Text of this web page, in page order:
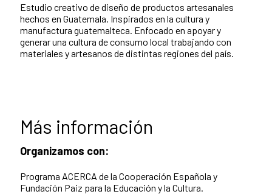
Estudio creativo de diseño de productos artesanales
hechos en Guatemala. Inspirados en la cultura y
manufactura guatemalteca. Enfocado en apoyar y
generar una cultura de consumo local trabajando con
materiales y artesanos de distintas regiones del país.
Más información
Organizamos con:
Programa ACERCA de la Cooperación Española y
Fundación Paiz para la Educación y la Cultura.